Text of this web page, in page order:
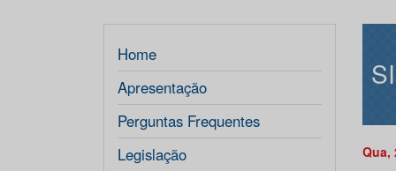
Home
Apresentação
Perguntas Frequentes
Legislação
Qua,